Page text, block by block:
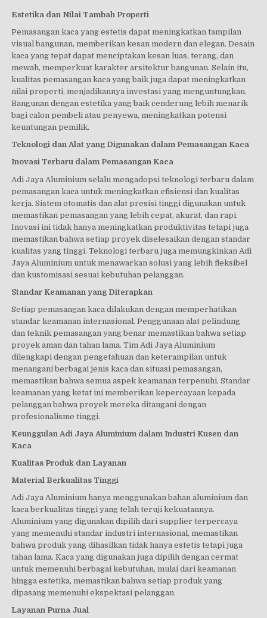
Estetika dan Nilai Tambah Properti
Pemasangan kaca yang estetis dapat meningkatkan tampilan
visual bangunan, memberikan kesan modern dan elegan. Desain
kaca yang tepat dapat menciptakan kesan luas, terang, dan
mewah, memperkuat karakter arsitektur bangunan. Selain itu,
kualitas pemasangan kaca yang baik juga dapat meningkatkan
nilai properti, menjadikannya investasi yang menguntungkan.
Bangunan dengan estetika yang baik cenderung lebih menarik
bagi calon pembeli atau penyewa, meningkatkan potensi
keuntungan pemilik.
Teknologi dan Alat yang Digunakan dalam Pemasangan Kaca
Inovasi Terbaru dalam Pemasangan Kaca
Adi Jaya Aluminium selalu mengadopsi teknologi terbaru dalam
pemasangan kaca untuk meningkatkan efisiensi dan kualitas
kerja. Sistem otomatis dan alat presisi tinggi digunakan untuk
memastikan pemasangan yang lebih cepat, akurat, dan rapi.
Inovasi ini tidak hanya meningkatkan produktivitas tetapi juga
memastikan bahwa setiap proyek diselesaikan dengan standar
kualitas yang tinggi. Teknologi terbaru juga memungkinkan Adi
Jaya Aluminium untuk menawarkan solusi yang lebih fleksibel
dan kustomisasi sesuai kebutuhan pelanggan.
Standar Keamanan yang Diterapkan
Setiap pemasangan kaca dilakukan dengan memperhatikan
standar keamanan internasional. Penggunaan alat pelindung
dan teknik pemasangan yang benar memastikan bahwa setiap
proyek aman dan tahan lama. Tim Adi Jaya Aluminium
dilengkapi dengan pengetahuan dan keterampilan untuk
menangani berbagai jenis kaca dan situasi pemasangan,
memastikan bahwa semua aspek keamanan terpenuhi. Standar
keamanan yang ketat ini memberikan kepercayaan kepada
pelanggan bahwa proyek mereka ditangani dengan
profesionalisme tinggi.
Keunggulan Adi Jaya Aluminium dalam Industri Kusen dan
Kaca
Kualitas Produk dan Layanan
Material Berkualitas Tinggi
Adi Jaya Aluminium hanya menggunakan bahan aluminium dan
kaca berkualitas tinggi yang telah teruji kekuatannya.
Aluminium yang digunakan dipilih dari supplier terpercaya
yang memenuhi standar industri internasional, memastikan
bahwa produk yang dihasilkan tidak hanya estetis tetapi juga
tahan lama. Kaca yang digunakan juga dipilih dengan cermat
untuk memenuhi berbagai kebutuhan, mulai dari keamanan
hingga estetika, memastikan bahwa setiap produk yang
dipasang memenuhi ekspektasi pelanggan.
Layanan Purna Jual